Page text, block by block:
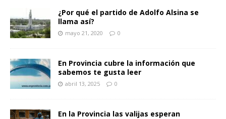
¿Por qué el partido de Adolfo Alsina se
llama así?
mayo 21, 2020 0
En Provincia cubre la información que
sabemos te gusta leer
abril 13, 2025 0
En la Provincia las valijas esperan